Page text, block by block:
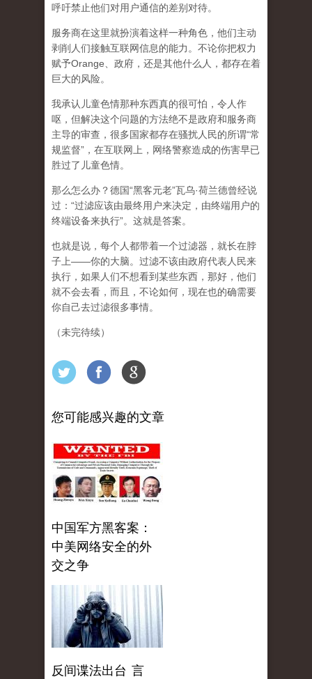
呼吁禁止他们对用户通信的差别对待。
服务商在这里就扮演着这样一种角色，他们主动
剥削人们接触互联网信息的能力。不论你把权力
赋予Orange、政府，还是其他什么人，都存在着
巨大的风险。
我承认儿童色情那种东西真的很可怕，令人作
呕，但解决这个问题的方法绝不是政府和服务商
主导的审查，很多国家都存在骚扰人民的所谓“常
规监督”，在互联网上，网络警察造成的伤害早已
胜过了儿童色情。
那么怎么办？德国“黑客元老”瓦乌·荷兰德曾经说
过：“过滤应该由最终用户来决定，由终端用户的
终端设备来执行”。这就是答案。
也就是说，每个人都带着一个过滤器，就长在脖
子上——你的大脑。过滤不该由政府代表人民来
执行，如果人们不想看到某些东西，那好，他们
就不会去看，而且，不论如何，现在也的确需要
你自己去过滤很多事情。
（未完待续）
您可能感兴趣的文章
中国军方黑客案：
中美网络安全的外
交之争
反间谍法出台 言